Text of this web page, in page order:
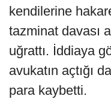
kendilerine
tazminat davası
uğrattı. İddiaya
avukatın açtığı
para kaybetti.